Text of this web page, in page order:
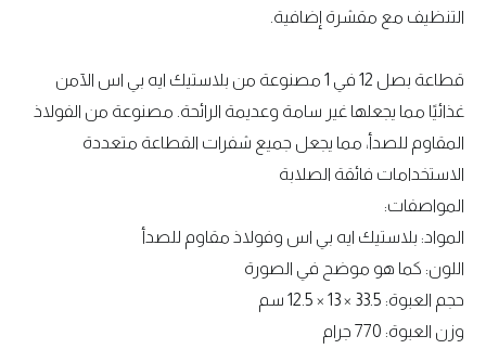
التنظيف مع مقشرة إضافية.
قطاعة بصل 12 في 1 مصنوعة من بلاستيك ايه بي اس الآمن
غذائيًا مما يجعلها غير سامة وعديمة الرائحة. مصنوعة من الفولاذ
المقاوم للصدأ، مما يجعل جميع شفرات القطاعة متعددة
الاستخدامات فائقة الصلابة
المواصفات:
المواد: بلاستيك ايه بي اس وفولاذ مقاوم للصدأ
اللون: كما هو موضح في الصورة
حجم العبوة: 33.5 × 13 × 12.5 سم
وزن العبوة: 770 جرام